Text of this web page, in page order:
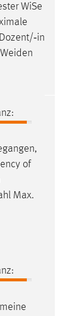
WiSe
‐in
Weiden
of
Max.